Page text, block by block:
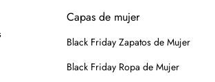
Capas de mujer
Black Friday Zapatos de Mujer
Black Friday Ropa de Mujer